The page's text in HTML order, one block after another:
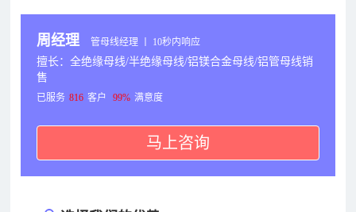
周经理 管母线经理 丨 10秒内响应
擅长：全绝缘母线/半绝缘母线/铝镁合金母线/铝管母线销
售
已服务 816 客户 99% 满意度
马上咨询